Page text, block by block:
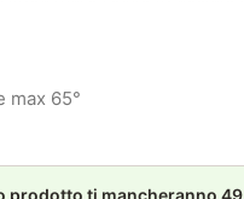
max 65°
prodotto ti mancheranno